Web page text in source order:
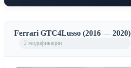
Ferrari GTC4Lusso (2016 — 2020)
2 модификации